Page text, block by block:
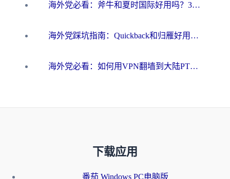
海外党必看：斧牛和夏时国际好用吗？3步选对回国加速器，无缝刷国内资源
海外党踩坑指南：Quickback和归雁好用吗？选对加速器才能无缝刷国内资源
海外党必看：如何用VPN翻墙到大陆PTT？一篇解决你所有回国加速痛点
下载应用
番茄 Windows PC电脑版